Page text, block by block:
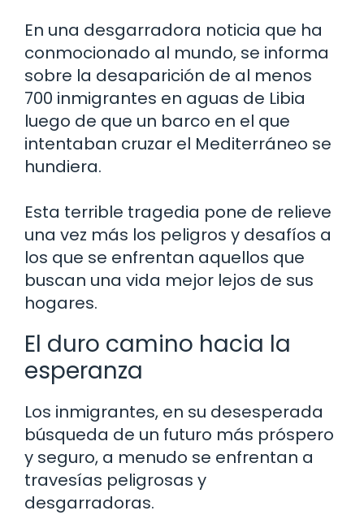
En una desgarradora noticia que ha
conmocionado al mundo, se informa
sobre la desaparición de al menos
700 inmigrantes en aguas de Libia
luego de que un barco en el que
intentaban cruzar el Mediterráneo se
hundiera.
Esta terrible tragedia pone de relieve
una vez más los peligros y desafíos a
los que se enfrentan aquellos que
buscan una vida mejor lejos de sus
hogares.
El duro camino hacia la
esperanza
Los inmigrantes, en su desesperada
búsqueda de un futuro más próspero
y seguro, a menudo se enfrentan a
travesías peligrosas y
desgarradoras.